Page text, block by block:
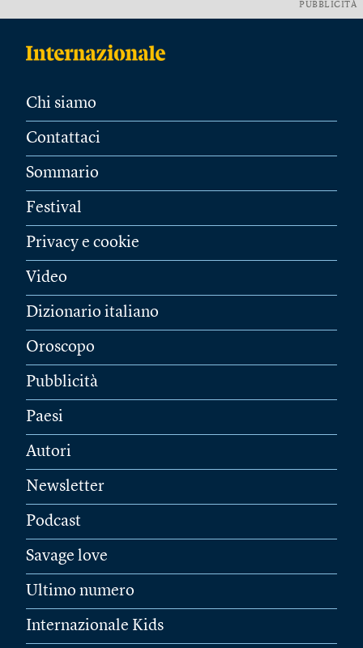
PUBBLICITÀ
Chi siamo
Contattaci
Sommario
Festival
Privacy e cookie
Video
Dizionario italiano
Oroscopo
Pubblicità
Paesi
Autori
Newsletter
Podcast
Savage love
Ultimo numero
Internazionale Kids